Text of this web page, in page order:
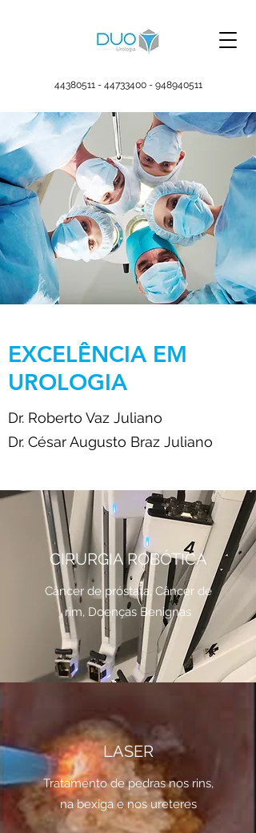
44380511 - 44733400- 948940511
EXCELÊNCIA EM
UROLOGIA
Dr. Roberto Vaz Juliano
Dr. César Augusto Braz Juliano
CIRURGIA ROBÓTICA
Câncer de próstata, Câncer de
rim, Doenças Benignas
LASER
Tratamento de pedras nos rins,
na bexiga e nos ureteres